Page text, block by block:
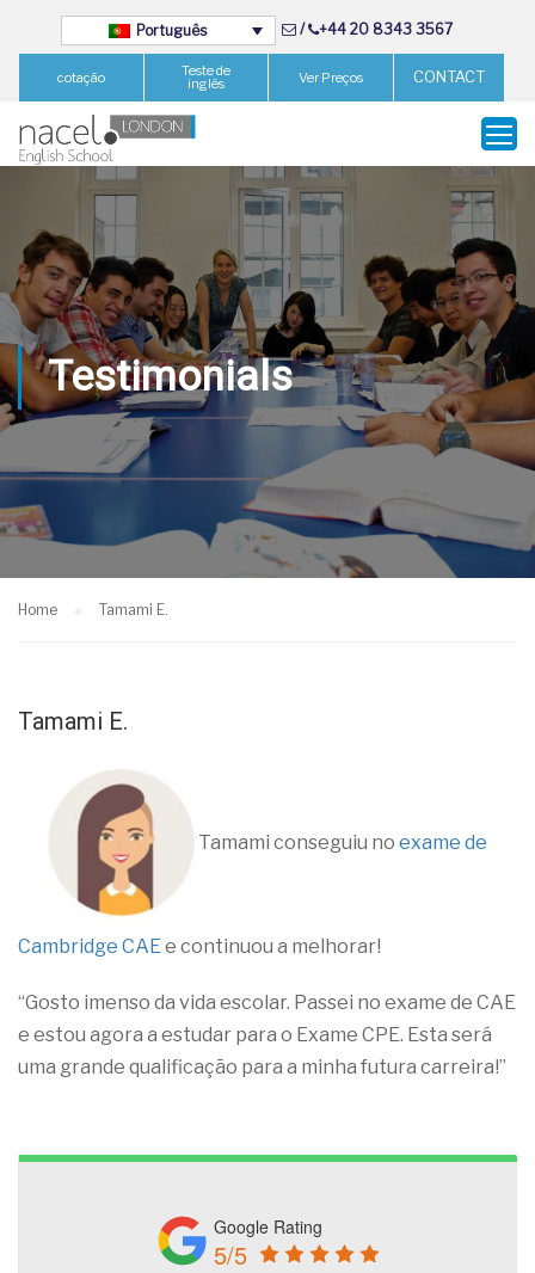
Português / +44 20 8343 3567
cotação Teste de
inglês Ver Preços CONTACT
Testimonials
Home Tamami E.
Tamami E.
Tamami conseguiu no exame de
Cambridge CAE e continuou a melhorar!
“Gosto imenso da vida escolar. Passei no exame de CAE
e estou agora a estudar para o Exame CPE. Esta será
uma grande qualificação para a minha futura carreira!”
Google Rating
5/5